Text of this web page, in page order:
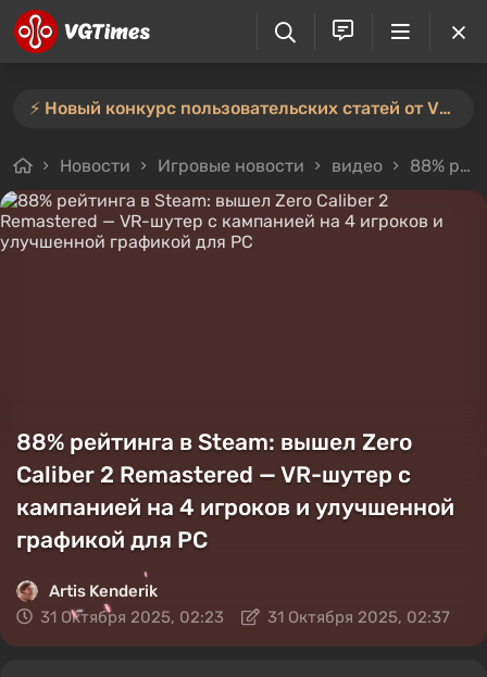
⚡️ Новый конкурс пользовательских статей от VGTimes — участвуйте тут ⚡️
Новости Игровые новости видео 88% рейтинга в Steam: вышел Zero Caliber 2 Remastered — VR-шутер с кампанией на 4 игроков и улучшенной графикой для PC
88% рейтинга в Steam: вышел Zero
Caliber 2 Remastered — VR-шутер с
кампанией на 4 игроков и улучшенной
графикой для PC
Artis Kenderik
31 Октября 2025, 02:23
31 Октября 2025, 02:37